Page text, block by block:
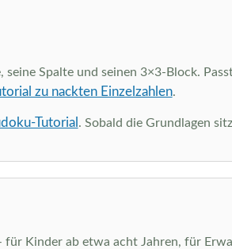
Spalte und seinen 3×3-Block.
zu nackten Einzelzahlen.
Tutorial . Sobald die Grundlagen
Kinder ab etwa acht Jahren, für